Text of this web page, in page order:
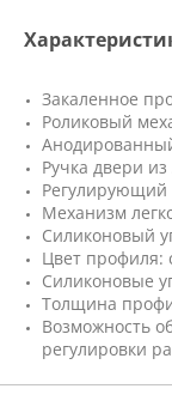
Закаленное
Роликовый
Ручка двери из
Механизм
Силиконовый
Цвет профиля:
Силиконовые
Толщина
Возможность
регулировки